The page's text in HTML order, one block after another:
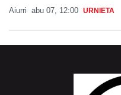
Aiurri abu 07, 12:00 URNIETA